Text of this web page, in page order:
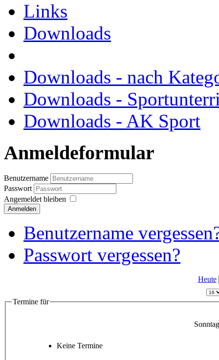
Links
Downloads
Downloads - nach
Downloads -
Downloads - AK Sport
Anmeldeformular
Benutzername
Passwort
Angemeldet bleiben
Anmelden
Benutzername
Passwort vergessen?
Heute
Termine für
Keine Termine